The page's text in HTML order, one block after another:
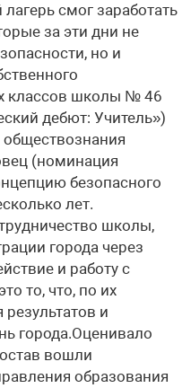
смог заработать
за эти дни не
но и
классов школы № 46
дебют: Учитель»)
обществознания
(номинация
безопасного
лет.
школы,
города через
и работу с
то, что, по их
и
города.Оценивало
вошли
образования